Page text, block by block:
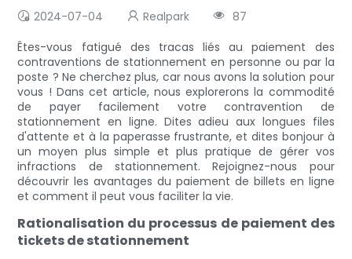
2024-07-04 Realpark
87
Êtes-vous fatigué des tracas liés au paiement des
contraventions de stationnement en personne ou par la
poste ? Ne cherchez plus, car nous avons la solution pour
vous ! Dans cet article, nous explorerons la commodité
de payer facilement votre contravention de
stationnement en ligne. Dites adieu aux longues files
d'attente et à la paperasse frustrante, et dites bonjour à
un moyen plus simple et plus pratique de gérer vos
infractions de stationnement. Rejoignez-nous pour
découvrir les avantages du paiement de billets en ligne
et comment il peut vous faciliter la vie.
Rationalisation du processus de paiement des
tickets de stationnement